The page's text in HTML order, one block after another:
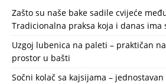
Zašto su naše bake sadile cvijeće
Tradicionalna praksa koja i danas ima
Uzgoj lubenica na paleti – praktičan
prostor u bašti
Sočni kolač sa kajsijama –